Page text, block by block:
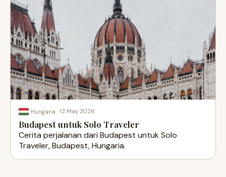
Hungaria · 12 May 2026
Budapest untuk Solo Traveler
Cerita perjalanan dari Budapest untuk Solo
Traveler, Budapest, Hungaria.